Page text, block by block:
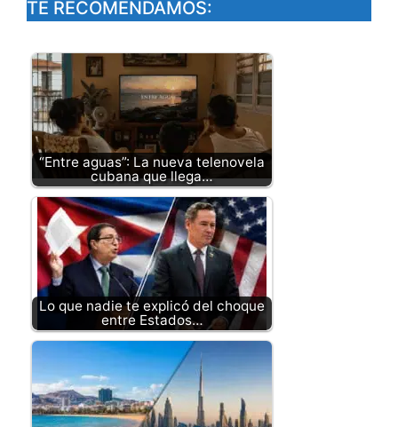
TE RECOMENDAMOS:
“Entre aguas”: La nueva telenovela
cubana que llega…
Lo que nadie te explicó del choque
entre Estados…